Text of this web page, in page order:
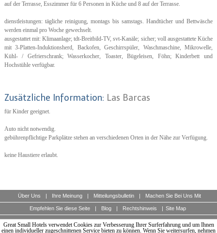
auf der Terrasse, Esszimmer für 6 Personen in Küche und 8 auf der Terrasse.
dienstleistungen: tägliche reinigung, montags bis samstags. Handtücher und Bettwäsche
werden einmal pro Woche gewechselt.
ausgestattet mit: Klimaanlage; tdt-Breitbild-TV, svt-Kanäle; sicher; voll ausgestattete Küche
mit 3-Platten-Induktionsherd, Backofen, Geschirrspüler, Waschmaschine, Mikrowelle,
Kühl- / Gefrierschrank; Wasserkocher, Toaster, Bügeleisen, Föhn; Kinderbett und
Hochstühle verfügbar.
Zusätzliche Information: Las Barcas
für Kinder geeignet.
Auto nicht notwendig.
gebührenpflichtige Parkplätze stehen an verschiedenen Orten in der Nähe zur Verfügung.
keine Haustiere erlaubt.
Über Uns | Ihre Meinung | Mitteilungsbulletin | Machen Sie Bei Uns Mit
Empfehlen Sie diese Seite | Blog | Rechtshinweis | Site Map
A unique guide of boutique hotels of the world, design and charming hotels for discerning
travellers.
Great Small Hotels verwendet Cookies zur Verbesserung Ihrer Surferfahrung und um Ihnen
einen individueller zugeschnittenen Service bieten zu können. Wenn Sie weitersurfen, nehmen